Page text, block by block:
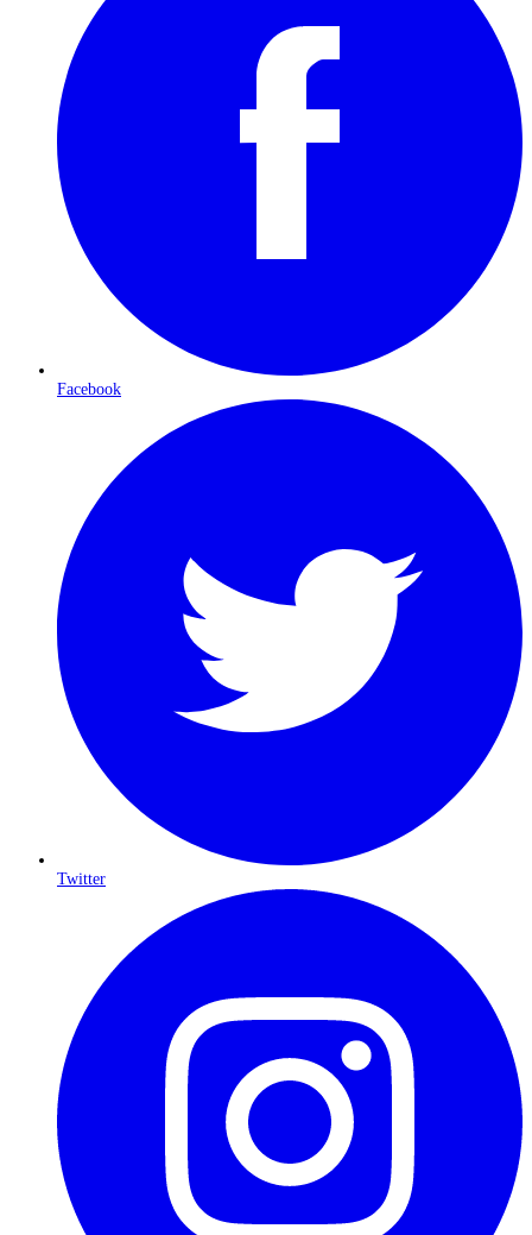
Facebook
Twitter